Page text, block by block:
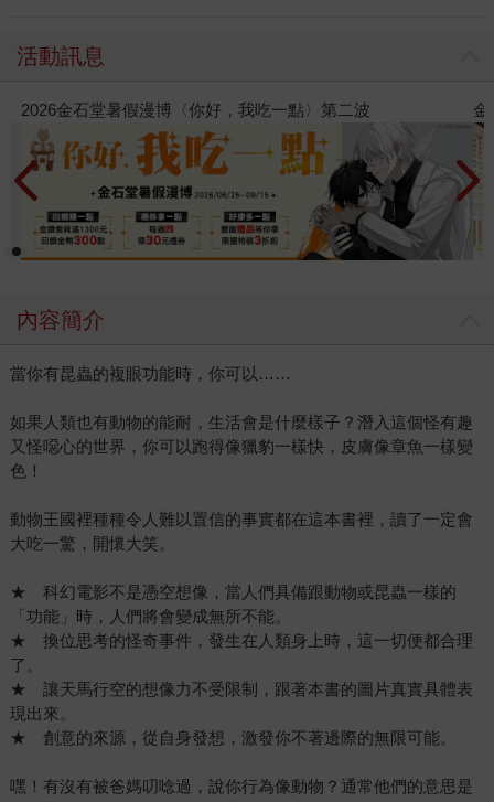
活動訊息
金石堂2026海外優惠：電子書
內容簡介
當你有昆蟲的複眼功能時，你可以……
如果人類也有動物的能耐，生活會是什麼樣子？潛入這個怪有趣
又怪噁心的世界，你可以跑得像獵豹一樣快，皮膚像章魚一樣變
色！
動物王國裡種種令人難以置信的事實都在這本書裡，讀了一定會
大吃一驚，開懷大笑。
★ 科幻電影不是憑空想像，當人們具備跟動物或昆蟲一樣的
「功能」時，人們將會變成無所不能。
★ 換位思考的怪奇事件，發生在人類身上時，這一切便都合理
了。
★ 讓天馬行空的想像力不受限制，跟著本書的圖片真實具體表
現出來。
★ 創意的來源，從自身發想，激發你不著邊際的無限可能。
嘿！有沒有被爸媽叨唸過，說你行為像動物？通常他們的意思是